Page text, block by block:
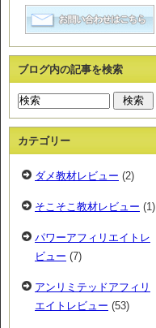
ブログ内の記事を検索
カテゴリー
ダメ教材レビュー (2)
そこそこ教材レビュー (1)
パワーアフィリエイトレ
ビュー (7)
アンリミテッドアフィリ
エイトレビュー (53)